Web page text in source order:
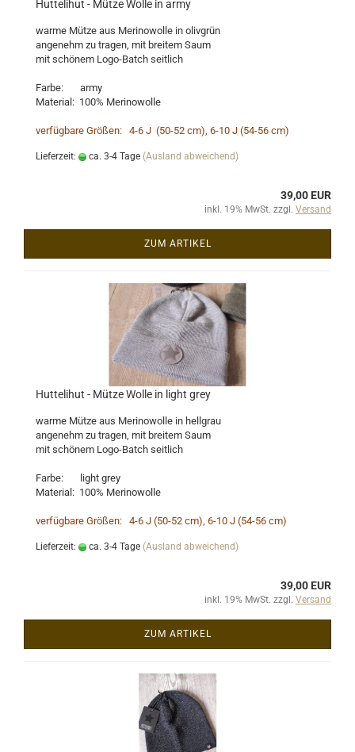
Huttelihut - Mütze Wolle in army
warme Mütze aus Merinowolle in olivgrün
angenehm zu tragen, mit breitem Saum
mit schönem Logo-Batch seitlich
Farbe: army
Material: 100% Merinowolle
verfügbare Größen: 4-6 J (50-52 cm), 6-10 J (54-56 cm)
Lieferzeit: ca. 3-4 Tage (Ausland abweichend)
39,00 EUR
inkl. 19% MwSt. zzgl. Versand
ZUM ARTIKEL
Huttelihut - Mütze Wolle in light grey
warme Mütze aus Merinowolle in hellgrau
angenehm zu tragen, mit breitem Saum
mit schönem Logo-Batch seitlich
Farbe: light grey
Material: 100% Merinowolle
verfügbare Größen: 4-6 J (50-52 cm), 6-10 J (54-56 cm)
Lieferzeit: ca. 3-4 Tage (Ausland abweichend)
39,00 EUR
inkl. 19% MwSt. zzgl. Versand
ZUM ARTIKEL